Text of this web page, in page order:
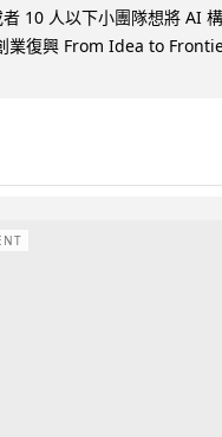
10 人以下小團隊想將 AI
業復興 From Idea to